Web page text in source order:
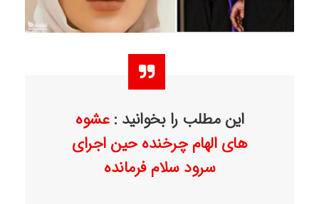
این مطلب را بخوانید :عشوه
های الهام چرخنده حین اجرای
سرود سلام فرمانده